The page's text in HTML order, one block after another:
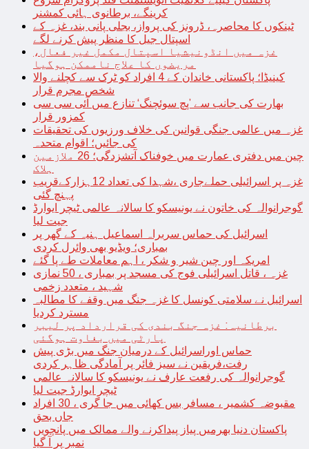
کرینگے، برطانوی ہائی کمشنر
ٹینکوں کا محاصرہ، ڈرونز کی پرواز، بجلی پانی بند، غزہ کے
اسپتال جیل کا منظر پیش کرنے لگے
غزہ میں انڈونیشیا اسپتال مکمل غیر فعال،
مریضوں کا علاج ناممکن ہوگیا
کینیڈا؛ پاکستانی خاندان کے 4 افراد کو ٹرک سے کچلنے والا
شخص مجرم قرار
بھارت کی جانب سے ’پچ سوئچنگ‘ تنازع میں آئی سی سی
کمزور قرار
غزہ میں عالمی جنگی قوانین کی خلاف ورزیوں کی تحقیقات
کی جائیں؛ اقوام متحدہ
چین میں دفتری عمارت میں خوفناک آتشزدگی؛ 26 ملازمین
ہلاک
غزہ پر اسرائیلی حملےجاری ،شہدا کی تعداد 12ہزارکےقریب
پہنچ گئی
گوجرانوالہ کی خاتون نے یونیسکو کا سالانہ عالمی ٹیچر ایوارڈ
جیت لیا
اسرائیل کی حماس سربراہ اسماعیل ہنیہ کے گھر پر
بمباری؛ ویڈیو بھی وائرل کردی
امریکہ اور چین شیر و شکر ، اہم معاملات طے پا گئے
غزہ ، قاتل اسرائیلی فوج کی مسجد پر بمباری ، 50 نمازی
شہید ، متعدد زخمی
اسرائیل نے سلامتی کونسل کا غزہ جنگ میں وقفے کا مطالبہ
مسترد کردیا
برطانیہ: غزہ جنگ بندی کی قرارداد پر لیبر
پارٹی میں بغاوت ہوگئی
حماس اوراسرائیل کے درمیان جنگ میں بڑی پیش
رفت،فریقین نے سیز فائر پر آمادگی ظاہر کردی
گوجرانوالہ کی رفعت عارف نے یونیسکو کا سالانہ عالمی
ٹیچر ایوارڈ جیت لیا
مقبوضہ کشمیر ، مسافر بس کھائی میں جا گری ، 30 افراد
جاں بحق
پاکستان دنیا بھرمیں پیاز پیداکرنے والے ممالک میں پانچویں
نمبر پر آ گیا